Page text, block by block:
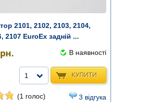
2101, 2102, 2103, 2104,
2107 EuroEx задній ...
В наявності
КУПИТИ
1
(1 голос) 3 відгука